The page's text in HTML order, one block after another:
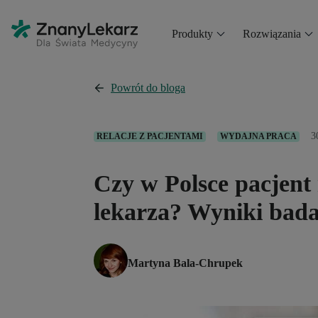
Produkty Rozwiązania
Powrót do bloga
RELACJE Z PACJENTAMI WYDAJNA PRACA
Czy w Polsce
lekarza? Wyniki
Martyna Bala-Chrupek